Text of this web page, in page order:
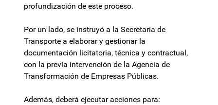
profundización de este proceso.
Por un lado, se instruyó a la Secretaría de
Transporte a elaborar y gestionar la
documentación licitatoria, técnica y contractual,
con la previa intervención de la Agencia de
Transformación de Empresas Públicas.
Además, deberá ejecutar acciones para: